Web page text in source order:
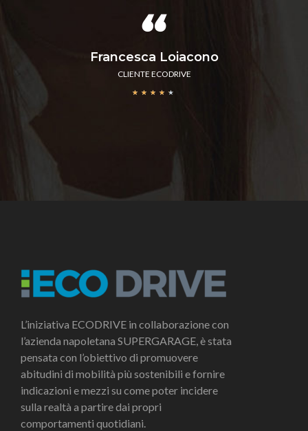
Francesca Loiacono
CLIENTE ECODRIVE
★ ★ ★ ★ ★
L’iniziativa ECODRIVE in collaborazione con
l’azienda napoletana SUPERGARAGE, è stata
pensata con l’obiettivo di promuovere
abitudini di mobilità più sostenibili e fornire
indicazioni e mezzi su come poter incidere
sulla realtà a partire dai propri
comportamenti quotidiani.